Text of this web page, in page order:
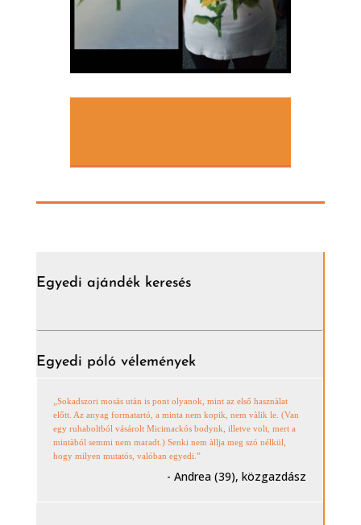
Egyedi ajándék keresés
Egyedi póló vélemények
„Sokadszori mosàs utàn is pont olyanok, mint az első hasznàlat
előtt. Az anyag formatartó, a minta nem kopik, nem vàlik le. (Van
egy ruhaboltból vásárolt Micimackós bodynk, illetve volt, mert a
mintàból semmi nem maradt.) Senki nem àllja meg szó nélkül,
hogy milyen mutatós, valóban egyedi.”
- Andrea (39), közgazdász